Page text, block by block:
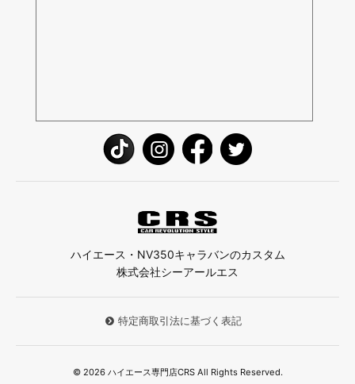
ハイエース・NV350キャラバンのカスタム
株式会社シーアールエス
特定商取引法に基づく表記
© 2026 ハイエース専門店CRS All Rights Reserved.